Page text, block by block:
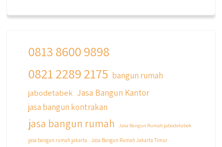
0813 8600 9898
0821 2289 2175 bangun rumah
jabodetabek Jasa Bangun Kantor
jasa bangun kontrakan
jasa bangun rumah Jasa Bangun Rumah jabodetabek
jasa bangun rumah jakarta Jasa Bangun Rumah Jakarta Timur